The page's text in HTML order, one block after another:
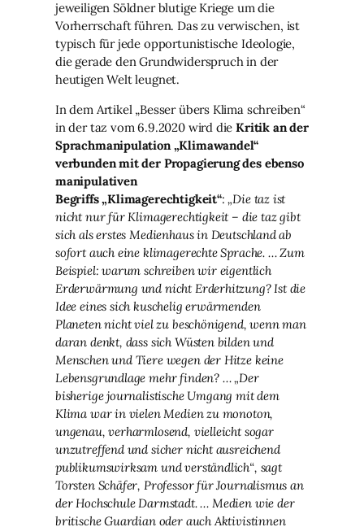
jeweiligen Söldner blutige Kriege um die
Vorherrschaft führen. Das zu verwischen, ist
typisch für jede opportunistische Ideologie,
die gerade den Grundwiderspruch in der
heutigen Welt leugnet.
In dem Artikel „Besser übers Klima schreiben“
in der taz vom 6.9.2020 wird dieKritik an der
Sprachmanipulation „Klimawandel“
verbunden mit der Propagierung des ebenso
manipulativen
Begriffs„Klimagerechtigkeit“:„Die taz ist
nicht nur für Klimagerechtigkeit – die taz gibt
sich als erstes Medienhaus in Deutschland ab
sofort auch eine klimagerechte Sprache. … Zum
Beispiel: warum schreiben wir eigentlich
Erderwärmung und nicht Erderhitzung? Ist die
Idee eines sich kuschelig erwärmenden
Planeten nicht viel zu beschönigend, wenn man
daran denkt, dass sich Wüsten bilden und
Menschen und Tiere wegen der Hitze keine
Lebensgrundlage mehr finden? … „Der
bisherige journalistische Umgang mit dem
Klima war in vielen Medien zu monoton,
ungenau, verharmlosend, vielleicht sogar
unzutreffend und sicher nicht ausreichend
publikumswirksam und verständlich“, sagt
Torsten Schäfer, Professor für Journalismus an
der Hochschule Darmstadt. … Medien wie der
britische Guardian oder auch Aktivistinnen